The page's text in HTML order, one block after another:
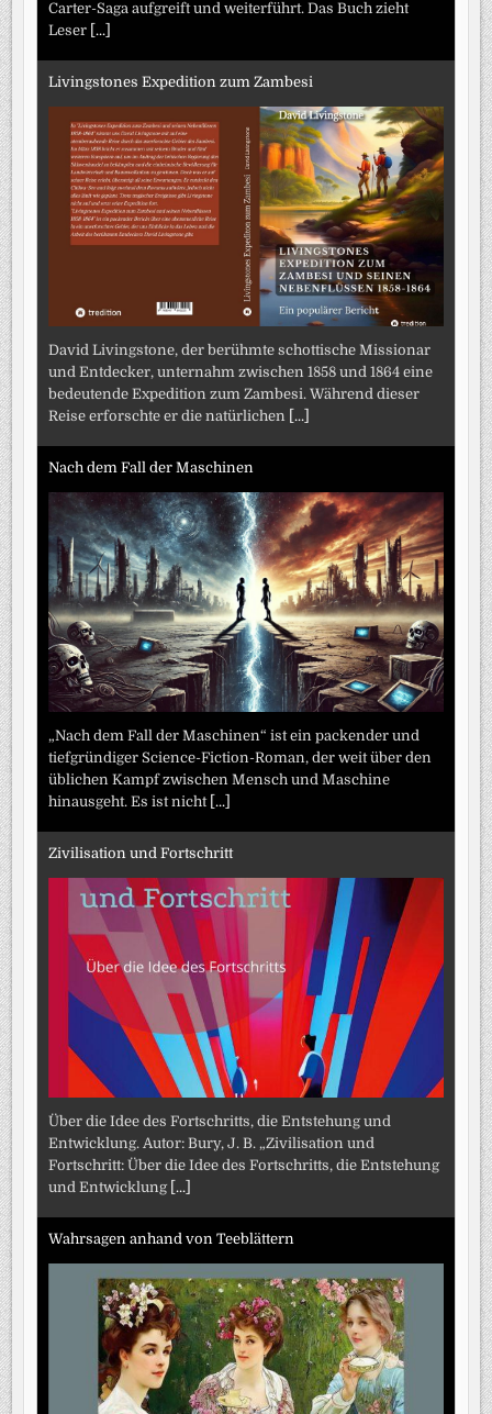
Carter-Saga aufgreift und weiterführt. Das Buch zieht
Leser [...]
Livingstones Expedition zum Zambesi
David Livingstone, der berühmte schottische Missionar
und Entdecker, unternahm zwischen 1858 und 1864 eine
bedeutende Expedition zum Zambesi. Während dieser
Reise erforschte er die natürlichen [...]
Nach dem Fall der Maschinen
„Nach dem Fall der Maschinen“ ist ein packender und
tiefgründiger Science-Fiction-Roman, der weit über den
üblichen Kampf zwischen Mensch und Maschine
hinausgeht. Es ist nicht [...]
Zivilisation und Fortschritt
Über die Idee des Fortschritts, die Entstehung und
Entwicklung. Autor: Bury, J. B. „Zivilisation und
Fortschritt: Über die Idee des Fortschritts, die Entstehung
und Entwicklung [...]
Wahrsagen anhand von Teeblättern